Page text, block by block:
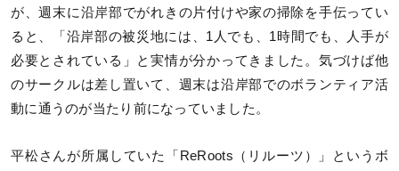
が、週末に沿岸部でがれきの片付けや家の掃除を手伝ってい
ると、「沿岸部の被災地には、1人でも、1時間でも、人手が
必要とされている」と実情が分かってきました。気づけば他
のサークルは差し置いて、週末は沿岸部でのボランティア活
動に通うのが当たり前になっていました。
平松さんが所属していた「ReRoots（リルーツ）」というボ